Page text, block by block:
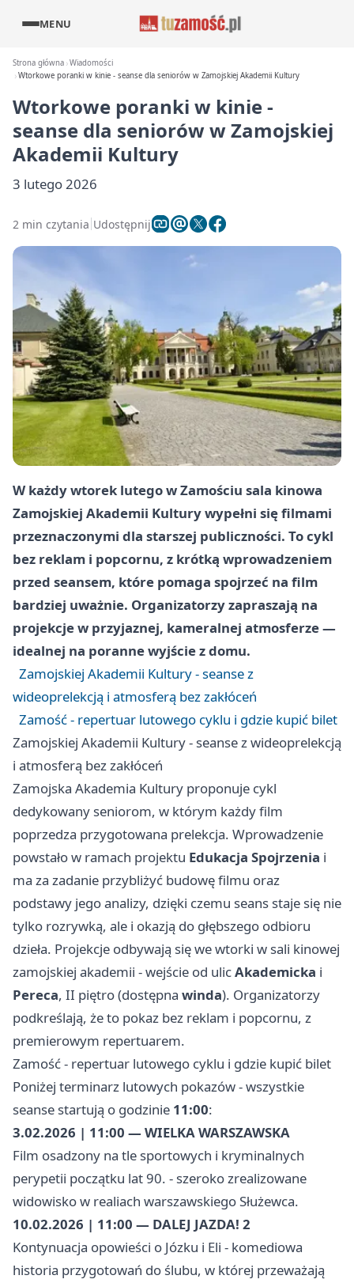
MENU
Strona główna Wiadomości
Wtorkowe poranki w kinie - seanse dla seniorów w Zamojskiej Akademii Kultury
Wtorkowe poranki w kinie -
seanse dla seniorów w Zamojskiej
Akademii Kultury
3 lutego 2026
2 min czytania Udostępnij
W każdy wtorek lutego w Zamościu sala kinowa
Zamojskiej Akademii Kultury wypełni się filmami
przeznaczonymi dla starszej publiczności. To cykl
bez reklam i popcornu, z krótką wprowadzeniem
przed seansem, które pomaga spojrzeć na film
bardziej uważnie. Organizatorzy zapraszają na
projekcje w przyjaznej, kameralnej atmosferze —
idealnej na poranne wyjście z domu.
Zamojskiej Akademii Kultury - seanse z
wideoprelekcją i atmosferą bez zakłóceń
Zamość - repertuar lutowego cyklu i gdzie kupić bilet
Zamojskiej Akademii Kultury - seanse z wideoprelekcją
i atmosferą bez zakłóceń
Zamojska Akademia Kultury proponuje cykl
dedykowany seniorom, w którym każdy film
poprzedza przygotowana prelekcja. Wprowadzenie
powstało w ramach projektu Edukacja Spojrzenia i
ma za zadanie przybliżyć budowę filmu oraz
podstawy jego analizy, dzięki czemu seans staje się nie
tylko rozrywką, ale i okazją do głębszego odbioru
dzieła. Projekcje odbywają się we wtorki w sali kinowej
zamojskiej akademii - wejście od ulicAkademicka i
Pereca, II piętro (dostępna winda). Organizatorzy
podkreślają, że to pokaz bez reklam i popcornu, z
premierowym repertuarem.
Zamość - repertuar lutowego cyklu i gdzie kupić bilet
Poniżej terminarz lutowych pokazów - wszystkie
seanse startują o godzinie 11:00:
3.02.2026 | 11:00 — WIELKA WARSZAWSKA
Film osadzony na tle sportowych i kryminalnych
perypetii początku lat 90. - szeroko zrealizowane
widowisko w realiach warszawskiego Służewca.
10.02.2026 | 11:00 — DALEJ JAZDA! 2
Kontynuacja opowieści o Józku i Eli - komediowa
historia przygotowań do ślubu, w której przeważają